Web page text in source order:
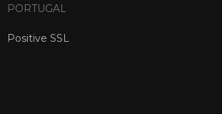
PORTUGAL
Positive SSL